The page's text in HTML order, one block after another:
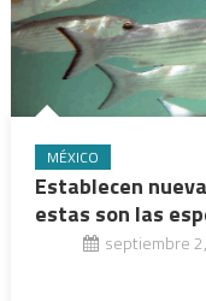
MÉXICO
Establecen
estas son las
septiembre